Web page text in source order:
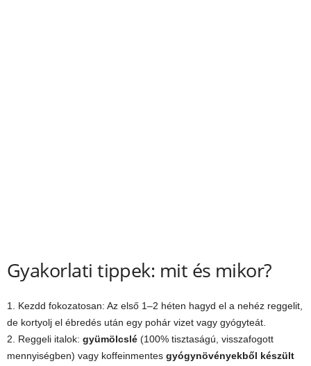
Gyakorlati tippek: mit és mikor?
1. Kezdd fokozatosan: Az első 1–2 héten hagyd el a nehéz reggelit,
de kortyolj el ébredés után egy pohár vizet vagy gyógyteát.
2. Reggeli italok: gyümölcslé (100% tisztaságú, visszafogott
mennyiségben) vagy koffeinmentes gyógynövényekből készült